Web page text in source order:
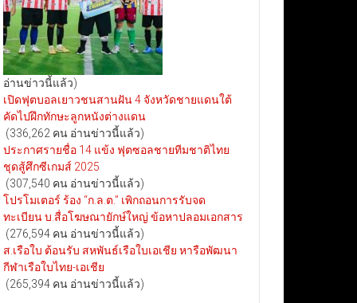
อ่านข่าวนี้แล้ว)
เปิดฟุตบอลเยาวชนสานฝัน 4 จังหวัดชายแดนใต้
คัดไปฝึกทักษะลูกหนังต่างแดน
(336,262 คน อ่านข่าวนี้แล้ว)
ประกาศรายชื่อ 14 แข้ง ฟุตซอลชายทีมชาติไทย
ชุดสู้ศึกซีเกมส์ 2025
(307,540 คน อ่านข่าวนี้แล้ว)
โปรโมเตอร์ ร้อง “ก.ล.ต.” เพิกถอนการรับจด
ทะเบียน บ.สื่อโฆษณายักษ์ใหญ่ ข้อหาปลอมเอกสาร
(276,594 คน อ่านข่าวนี้แล้ว)
ส.เรือใบ ต้อนรับ สหพันธ์เรือใบเอเชีย หารือพัฒนา
กีฬาเรือใบไทย-เอเชีย
(265,394 คน อ่านข่าวนี้แล้ว)